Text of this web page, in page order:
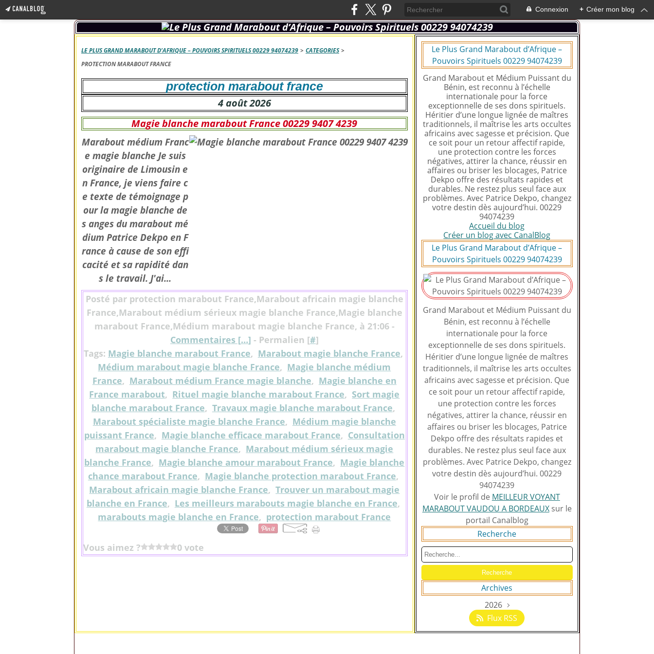
Connexion + Créer mon blog
LE PLUS GRAND MARABOUT D’AFRIQUE – POUVOIRS SPIRITUELS 00229 94074239 > CATEGORIES >
PROTECTION MARABOUT FRANCE
protection marabout france
4 août 2026
Magie blanche marabout France 00229 9407 4239
Marabout médium Franc
e magie blanche Je suis
originaire de Limousin e
n France, je viens faire c
e texte de témoignage p
our la magie blanche de
s anges du marabout mé
dium Patrice Dekpo en F
rance à cause de son effi
cacité et sa rapidité dan
s le travail. J'ai...
Posté par protection marabout France,Marabout africain magie blanche
France,Marabout médium sérieux magie blanche France,Magie blanche
marabout France,Médium marabout magie blanche France, à 21:06 -
Commentaires […] - Permalien [#]
Tags: Magie blanche marabout France, Marabout magie blanche France,
Médium marabout magie blanche France, Magie blanche médium
France, Marabout médium France magie blanche, Magie blanche en
France marabout, Rituel magie blanche marabout France, Sort magie
blanche marabout France, Travaux magie blanche marabout France,
Marabout spécialiste magie blanche France, Médium magie blanche
puissant France, Magie blanche efficace marabout France, Consultation
marabout magie blanche France, Marabout médium sérieux magie
blanche France, Magie blanche amour marabout France, Magie blanche
chance marabout France, Magie blanche protection marabout France,
Marabout africain magie blanche France,Trouver un marabout magie
blanche en France, Les meilleurs marabouts magie blanche en France,
marabouts magie blanche en France, protection marabout France
Vous aimez ? 0 vote
Le Plus Grand Marabout d’Afrique –
Pouvoirs Spirituels 00229 94074239
Grand Marabout et Médium Puissant du
Bénin, est reconnu à l’échelle
internationale pour la force
exceptionnelle de ses dons spirituels.
Héritier d’une longue lignée de maîtres
traditionnels, il maîtrise les arts occultes
africains avec sagesse et précision. Que
ce soit pour un retour affectif rapide,
une protection contre les forces
négatives, attirer la chance, réussir en
affaires ou briser les blocages, Patrice
Dekpo offre des résultats rapides et
durables. Ne restez plus seul face aux
problèmes. Avec Patrice Dekpo, changez
votre destin dès aujourd’hui. 00229
94074239
Accueil du blog
Créer un blog avec CanalBlog
Le Plus Grand Marabout d’Afrique –
Pouvoirs Spirituels 00229 94074239
Grand Marabout et Médium Puissant du
Bénin, est reconnu à l’échelle
internationale pour la force
exceptionnelle de ses dons spirituels.
Héritier d’une longue lignée de maîtres
traditionnels, il maîtrise les arts occultes
africains avec sagesse et précision. Que
ce soit pour un retour affectif rapide,
une protection contre les forces
négatives, attirer la chance, réussir en
affaires ou briser les blocages, Patrice
Dekpo offre des résultats rapides et
durables. Ne restez plus seul face aux
problèmes. Avec Patrice Dekpo, changez
votre destin dès aujourd’hui. 00229
94074239
Voir le profil de MEILLEUR VOYANT
MARABOUT VAUDOU A BORDEAUXsur le
portail Canalblog
Recherche
Archives
2026
Août(129)
Flux RSS